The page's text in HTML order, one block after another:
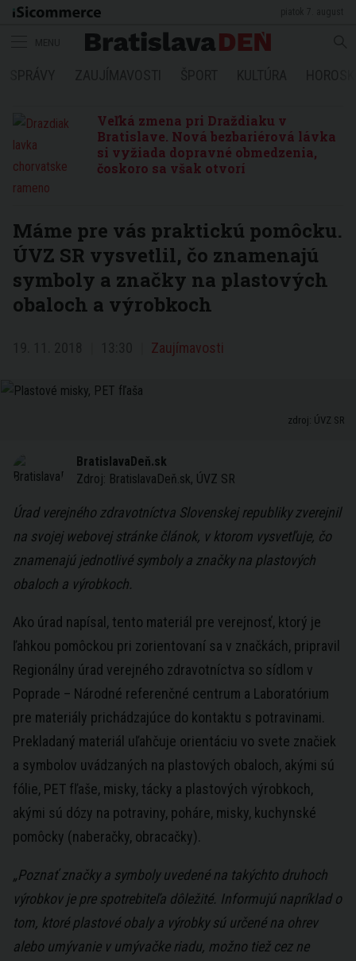
Veľká zmena pri Draždiaku v
Bratislave. Nová bezbariérová lávka
si vyžiada dopravné obmedzenia,
čoskoro sa však otvorí
Máme pre vás praktickú pomôcku.
ÚVZ SR vysvetlil, čo znamenajú
symboly a značky na plastových
obaloch a výrobkoch
Zaujímavosti
zdroj: ÚVZ SR
BratislavaDeň.sk
Zdroj: BratislavaDeň.sk, ÚVZ SR
Úrad verejného zdravotníctva Slovenskej republiky zverejnil
na svojej webovej stránke článok, v ktorom vysvetľuje, čo
znamenajú jednotlivé symboly a značky na plastových
obaloch a výrobkoch.
Ako úrad napísal, tento materiál pre verejnosť, ktorý je
ľahkou pomôckou pri zorientovaní sa v značkách, pripravil
Regionálny úrad verejného zdravotníctva so sídlom v
Poprade – Národné referenčné centrum a Laboratórium
pre materiály prichádzajúce do kontaktu s potravinami.
Prekladaný materiál uľahčuje orientáciu vo svete značiek
a symbolov uvádzaných na plastových obaloch, akými sú
fólie, PET fľaše, misky, tácky a plastových výrobkoch,
akými sú dózy na potraviny, poháre, misky, kuchynské
pomôcky (naberačky, obracačky).
„Poznať značky a symboly uvedené na takýchto druhoch
výrobkov je pre spotrebiteľa dôležité. Informujú napríklad o
tom, ktoré plastové obaly a výrobky sú určené na ohrev
alebo umývanie v umývačke riadu, možno tiež cez ne